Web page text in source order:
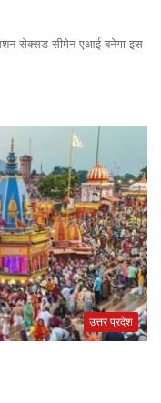
सेक्सड सीमेन एआई बनेगा इस
उत्तर प्रदेश